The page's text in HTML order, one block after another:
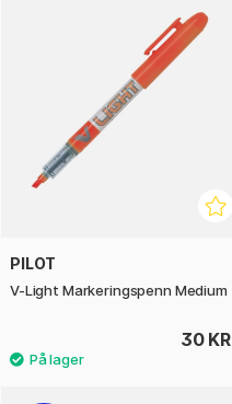
PILOT
V-Light Markeringspenn Medium
30 KR